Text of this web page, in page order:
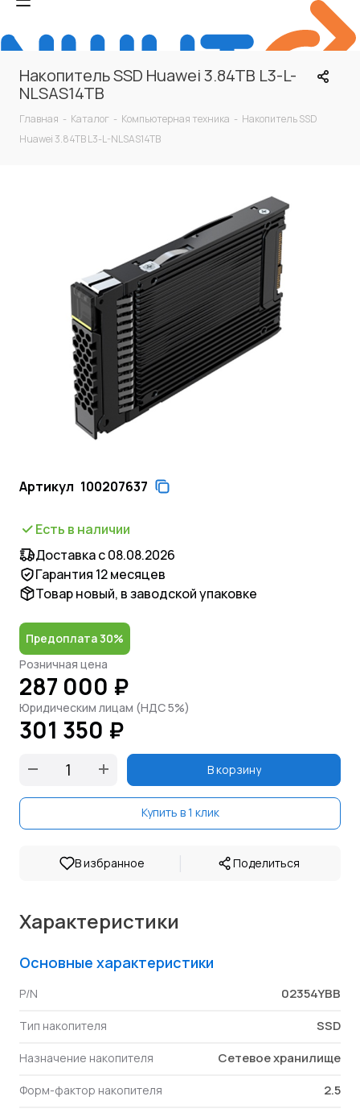
Накопитель SSD Huawei 3.84TB L3-L-
NLSAS14TB
Главная - Каталог - Компьютерная техника - Накопитель SSD
Huawei 3.84TB L3-L-NLSAS14TB
Артикул 100207637
Есть в наличии
Доставка с 08.08.2026
Гарантия 12 месяцев
Товар новый, в заводской упаковке
Предоплата 30%
Розничная цена
287 000 ₽
Юридическим лицам (НДС 5%)
301 350 ₽
В корзину
Купить в 1 клик
В избранное | Поделиться
Характеристики
Основные характеристики
P/N 02354YBB
Тип накопителя SSD
Назначение накопителя Сетевое хранилище
Форм-фактор накопителя 2.5